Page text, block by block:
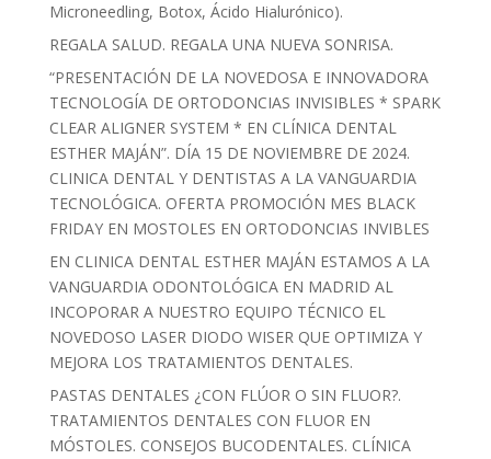
Microneedling, Botox, Ácido Hialurónico).
REGALA SALUD. REGALA UNA NUEVA SONRISA.
“PRESENTACIÓN DE LA NOVEDOSA E INNOVADORA
TECNOLOGÍA DE ORTODONCIAS INVISIBLES * SPARK
CLEAR ALIGNER SYSTEM * EN CLÍNICA DENTAL
ESTHER MAJÁN”. DÍA 15 DE NOVIEMBRE DE 2024.
CLINICA DENTAL Y DENTISTAS A LA VANGUARDIA
TECNOLÓGICA. OFERTA PROMOCIÓN MES BLACK
FRIDAY EN MOSTOLES EN ORTODONCIAS INVIBLES
EN CLINICA DENTAL ESTHER MAJÁN ESTAMOS A LA
VANGUARDIA ODONTOLÓGICA EN MADRID AL
INCOPORAR A NUESTRO EQUIPO TÉCNICO EL
NOVEDOSO LASER DIODO WISER QUE OPTIMIZA Y
MEJORA LOS TRATAMIENTOS DENTALES.
PASTAS DENTALES ¿CON FLÚOR O SIN FLUOR?.
TRATAMIENTOS DENTALES CON FLUOR EN
MÓSTOLES. CONSEJOS BUCODENTALES. CLÍNICA